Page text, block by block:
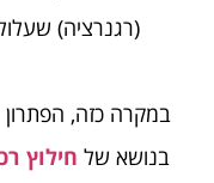
(רגנרציה)
במקרה כזה, הפתרון
בנושא של חילוץ